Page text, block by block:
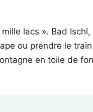
lacs ». Bad
ou prendre le
en toile de